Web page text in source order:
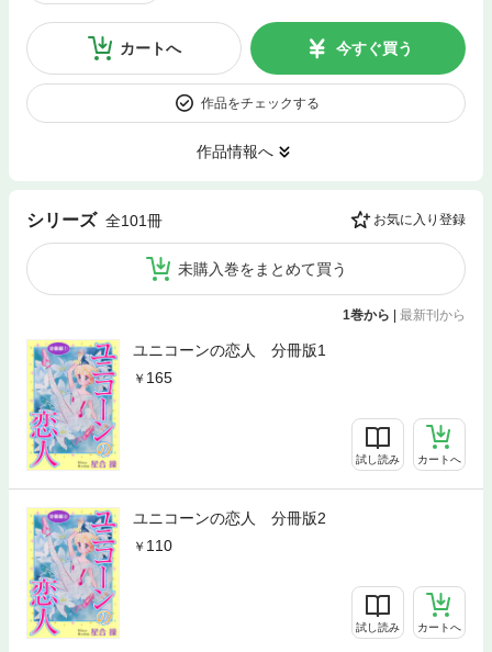
カートへ 今すぐ買う
作品をチェックする
作品情報へ
シリーズ 全101冊 お気に入り登録
未購入巻をまとめて買う
1巻から | 最新刊から
ユニコーンの恋人 分冊版1
165
試し読み カートへ
ユニコーンの恋人 分冊版2
110
試し読み カートへ